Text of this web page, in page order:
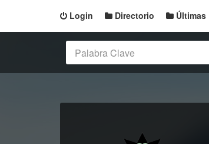
Login Directorio Últimas